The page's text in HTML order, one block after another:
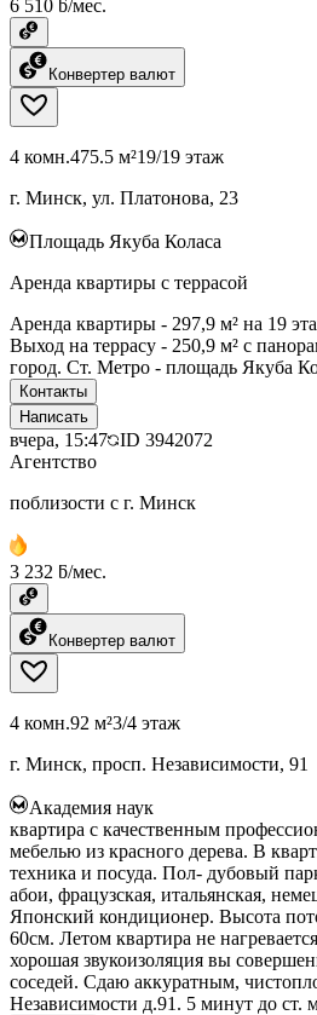
6 510 ƃ/мес.
Конвертер валют
4 комн.475.5 м²19/19 этаж
г. Минск, ул. Платонова, 23
Площадь Якуба Коласа
Аренда квартиры с террасой
Аренда квартиры - 297,9 м² на 19
Выход на террасу - 250,9 м² с
город. Ст. Метро - площадь Якуба
Контакты
Написать
вчера, 15:47 ID 3942072
Агентство
поблизости с г. Минск
3 232 ƃ/мес.
Конвертер валют
4 комн.92 м²3/4 этаж
г. Минск, просп. Независимости, 91
Академия наук
квартира с качественным
мебелью из красного дерева. В
техника и посуда. Пол- дубовый
абои, фрацузская, итальянская,
Японский кондиционер. Высота
60см. Летом квартира не
хорошая звукоизоляция вы
соседей. Сдаю аккуратным,
Независимости д.91. 5 минут до ст.